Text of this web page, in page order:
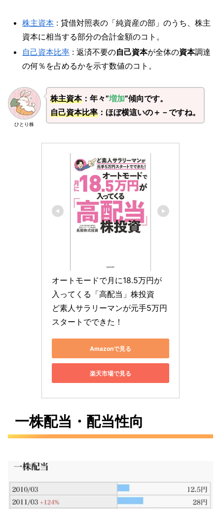
株主資本 : 貸借対照表の「純資産の部」のうち、株主
資本に相当する部分の合計金額のコト。
自己資本比率 : 返済不要の自己資本が全体の資本調達
の何％を占めるかを示す数値のコト。
ひとり株
株主資本：年々”増加”傾向です。
自己資本比率：ほぼ横這いの＋－ですね。
オートモードで月に18.5万円が
入ってくる「高配当」株投資
ど素人サラリーマンが元手5万円
スタートでできた！
Amazonで見る
楽天市場で見る
一株配当・配当性向